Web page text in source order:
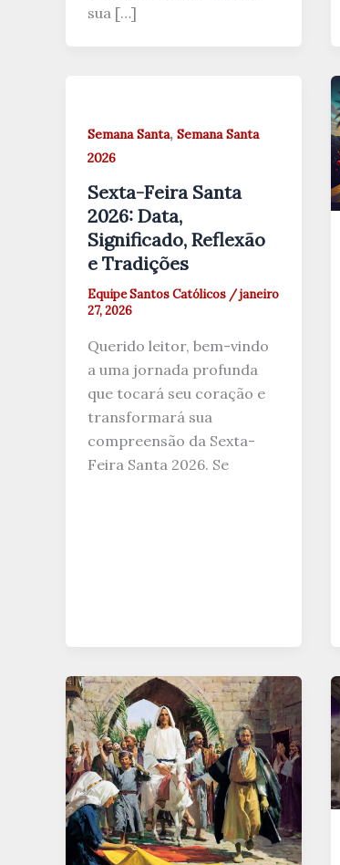
sua […]
Semana Santa, Semana Santa
2026
Sexta-Feira Santa
2026: Data,
Significado, Reflexão
e Tradições
Equipe Santos Católicos /janeiro
27, 2026
Querido leitor, bem-vindo
a uma jornada profunda
que tocará seu coração e
transformará sua
compreensão da Sexta-
Feira Santa 2026. Se